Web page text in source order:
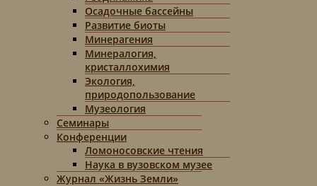
Осадочные бассейны
Развитие биоты
Минерагения
Минералогия,
кристаллохимия
Экология,
природопользование
Музеология
Семинары
Конференции
Ломоносовские чтения
Наука в вузовском музее
Журнал «Жизнь Земли»